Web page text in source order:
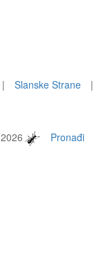
| Slanske Strane
|
2026
Pronađi